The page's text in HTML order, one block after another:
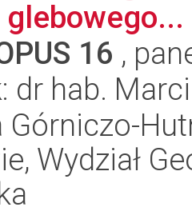
16 ,
dr hab.
Wydział